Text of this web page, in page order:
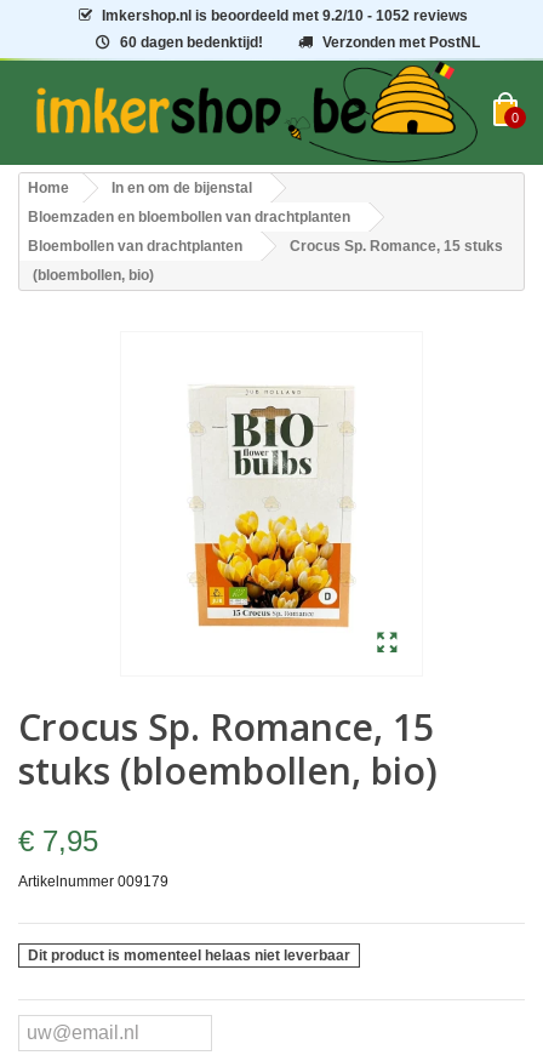
Imkershop.nl is beoordeeld met9.2/10 - 1052 reviews
60 dagen bedenktijd!
Verzonden met PostNL
0
Home
In en om de bijenstal
Bloemzaden en bloembollen van drachtplanten
Bloembollen van drachtplanten
Crocus Sp. Romance, 15 stuks
(bloembollen, bio)
Crocus Sp. Romance, 15
stuks (bloembollen, bio)
€ 7,95
Artikelnummer 009179
Dit product is momenteel helaas niet leverbaar